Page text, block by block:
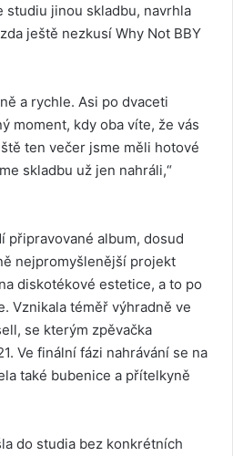
studiu jinou skladbu, navrhla
ještě nezkusí Why Not BBY
a rychle. Asi po dvaceti
moment, kdy oba víte, že vás
ten večer jsme měli hotové
skladbu už jen nahráli,“
připravované album, dosud
nejpromyšlenější projekt
diskotékové estetice, a to po
Vznikala téměř výhradně ve
se kterým zpěvačka
Ve finální fázi nahrávání se na
také bubenice a přítelkyně
do studia bez konkrétních